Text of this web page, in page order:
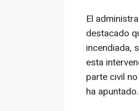
El
destacado
incendiada,
esta
parte civil
ha apuntado.